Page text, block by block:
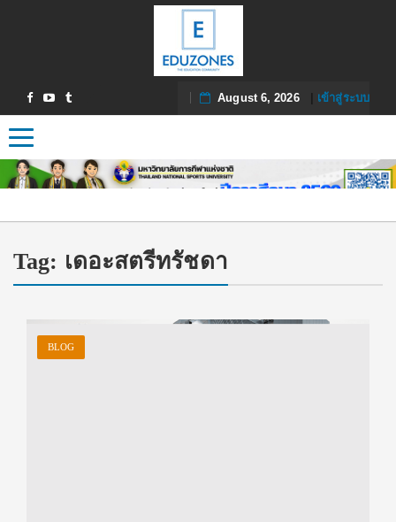
August 6, 2026| เข้าสู่ระบบ
Toggle navigation
Tag: เดอะสตรีทรัชดา
BLOG